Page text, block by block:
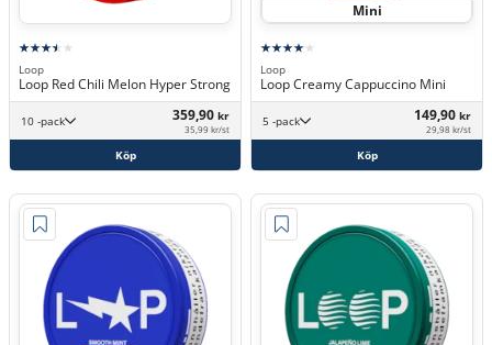
Loop
Loop Red Chili Melon Hyper Strong
10 -pack 359,90 kr
35,99 kr/st
Köp
Mini
Loop
Loop Creamy Cappuccino Mini
5 -pack 149,90 kr
29,98 kr/st
Köp